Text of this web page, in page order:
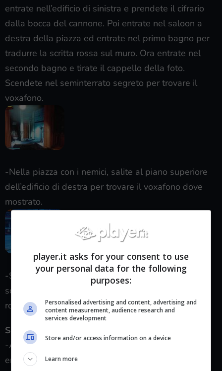
entrate nell’edificio di sinistra e prendete il cifrario
dalla bocca del cannone. Poi entrate nel saloon a
destra della piazza ed entrate nel primo bagno per
tradurre la scritta rossa sul muro. Ora entrate nel
secondo bagno e tirate il cappello della foto.
Scendete nel seminterrato segreto per trovare il
voxafono.
-Nella piazza con i nemici, salite al piano superiore
dell’edificio di destra per trovare il voxafono dove
mostrato.
-Salite in cima con la Skyline e prima di salire le
scale, scendete e guardate nel retro della navetta
rossa.
SEZIONE 9 – SALA DEGLI EROI
-Appena entrati andate nel corridoio a sinistra ed
entrate nella porta per trovare il voxofono su una
player.it asks for your consent to use
your personal data for the following
purposes:
Personalised advertising and content, advertising and
content measurement, audience research and
services development
Store and/or access information on a device
Learn more